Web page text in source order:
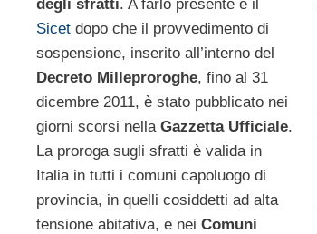
degli sfratti. A farlo presente è il
Sicet dopo che il provvedimento di
sospensione, inserito all’interno del
Decreto Milleproroghe, fino al 31
dicembre 2011, è stato pubblicato nei
giorni scorsi nella Gazzetta Ufficiale.
La proroga sugli sfratti è valida in
Italia in tutti i comuni capoluogo di
provincia, in quelli cosiddetti ad alta
tensione abitativa, e nei Comuni